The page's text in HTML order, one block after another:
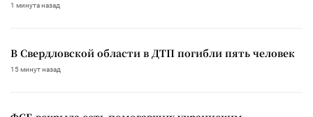
1 минута назад
В Свердловской области в ДТП погибли пять человек
15 минут назад